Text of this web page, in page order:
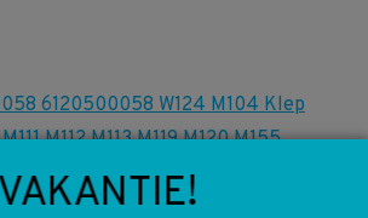
6120500058 W124 M104 Klep
M112 M113 M119 M120 M155
OM611 OM612 OM613 OM628
OM647 OM648€10,00
VAKANTIE!